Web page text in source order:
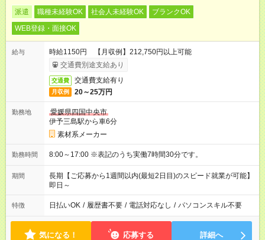
派遣 職種未経験OK 社会人未経験OK
ブランクOK
WEB登録・面接OK
給与
時給1150円 【月収例】212,750円以上可能
交通費別途支給あり
交通費 交通費支給有り
月収例 20～25万円
勤務地
愛媛県四国中央市
伊予三島駅から車6分
素材系メーカー
勤務時間 8:00～17:00 ※表記のうち実働7時間30分です。
期間
長期【ご応募から1週間以内(最短2日目)のスピード就業が可能】
即日～
特徴 日払いOK / 履歴書不要 / 電話対応なし / パソコンスキル不要
気になる！ 応募する 詳細へ